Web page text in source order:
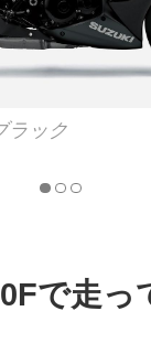
ラック
で走っ